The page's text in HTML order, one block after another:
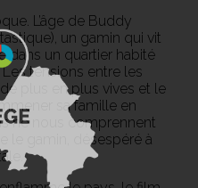
L’âge de Buddy
un gamin qui vit
dans un quartier habité
tensions entre les
plus en plus vives et le
sa famille en
ne nous comprennent
le gamin, désespéré à